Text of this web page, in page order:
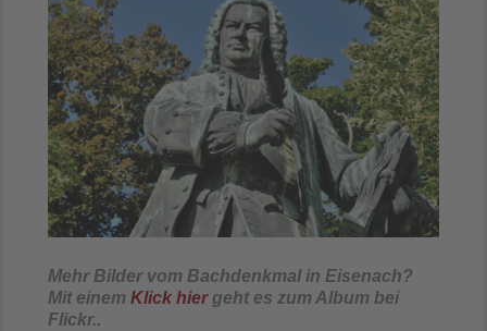
Mehr Bilder vom Bachdenkmal in Eisenach?
Mit einem Klick hier geht es zum Album bei
Flickr..